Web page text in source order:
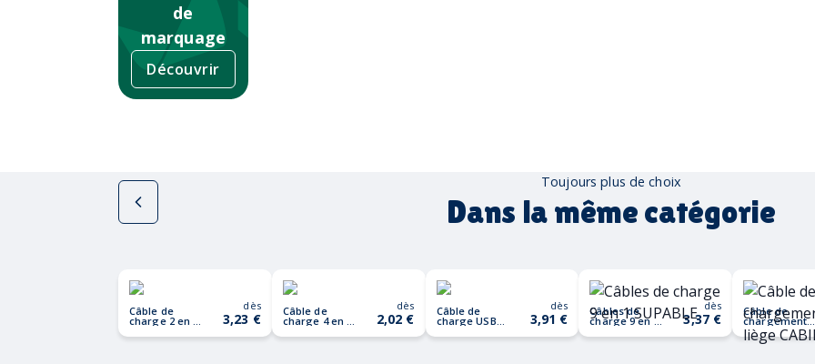
de
marquage
Découvrir
Toujours plus de choix
Dans la même catégorie
Câble de
charge 2 en 1
CABLONG
dès
3,23 € Câble de
charge 4 en 1
type C BLUE
dès
2,02 € Câble de
charge USB
TOGOBAM
dès
3,91 € Câbles de
charge 9 en 1
SUPABLE
dès
3,37 € Câble de
chargement
en liège CABIE